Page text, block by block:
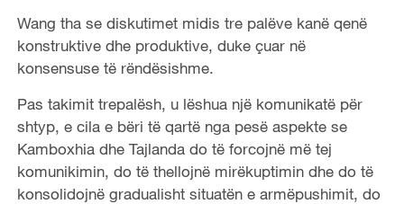
Wang tha se diskutimet midis tre palëve kanë qenë
konstruktive dhe produktive, duke çuar në
konsensuse të rëndësishme.
Pas takimit trepalësh, u lëshua një komunikatë për
shtyp, e cila e bëri të qartë nga pesë aspekte se
Kamboxhia dhe Tajlanda do të forcojnë më tej
komunikimin, do të thellojnë mirëkuptimin dhe do të
konsolidojnë gradualisht situatën e armëpushimit, do